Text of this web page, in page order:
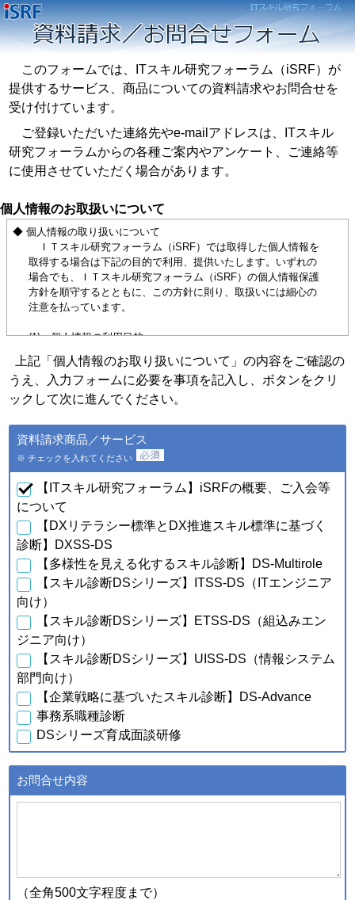
このフォームでは、ITスキル研究フォーラム（iSRF）が
提供するサービス、商品についての資料請求やお問合せを
受け付けています。
ご登録いただいた連絡先やe-mailアドレスは、ITスキル
研究フォーラムからの各種ご案内やアンケート、ご連絡等
に使用させていただく場合があります。
個人情報のお取扱いについて
◆ 個人情報の取り扱いについて
ＩＴスキル研究フォーラム（iSRF）では取得した個人情報を
取得する場合は下記の目的で利用、提供いたします。いずれの
場合でも、ＩＴスキル研究フォーラム（iSRF）の個人情報保護
方針を順守するとともに、この方針に則り、取扱いには細心の
注意を払っています。
(1) 個人情報の利用目的
個人情報の種類
利用目的
ａ．会員のお申し込みに伴
い取得した個人情報
・会員特典の提供およびご連
品・サービスの提供・改良
・提供している商品・サービ
スに関連した情報やアンケー
ｂ．資料請求・問合せに伴
い取得した個人情報
・資料請求、お問合せに対す
・ご購入・ご登録いただいた
商品・サービスの配送・提
供・代金回収のため
品・サービスの提供・改良
や、新たなサービスを開発す
・提供している商品・サービ
トなどをお届けするため
・当フォーラム取扱商品の発
案内のため
用者が診断結果データを利用
として適時スキル診断システ
上記「個人情報のお取り扱いについて」の内容をご確認の
うえ、入力フォームに必要を事項を記入し、ボタンをクリ
ックして次に進んでください。
資料請求商品／サービス
※ チェックを入れてください
【ITスキル研究フォーラム】iSRFの概要、ご入会等
について
【DXリテラシー標準とDX推進スキル標準に基づく
診断】DXSS-DS
【多様性を見える化するスキル診断】DS-Multirole
【スキル診断DSシリーズ】ITSS-DS（ITエンジニア
向け）
【スキル診断DSシリーズ】ETSS-DS（組込みエン
ジニア向け）
【スキル診断DSシリーズ】UISS-DS（情報システム
部門向け）
【企業戦略に基づいたスキル診断】DS-Advance
事務系職種診断
DSシリーズ育成面談研修
お問合せ内容
（全角500文字程度まで）